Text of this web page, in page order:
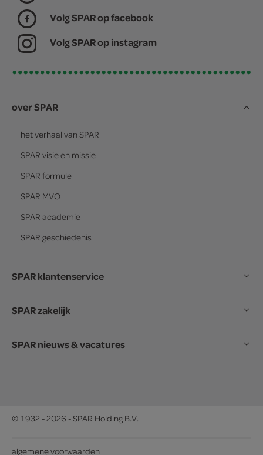
Volg SPAR op facebook
Volg SPAR op instagram
over SPAR
het verhaal van SPAR
SPAR visie en missie
SPAR formule
SPAR MVO
SPAR academie
SPAR geschiedenis
SPAR klantenservice
SPAR zakelijk
SPAR nieuws & vacatures
© 1932 - 2026 - SPAR Holding B.V.
algemene voorwaarden